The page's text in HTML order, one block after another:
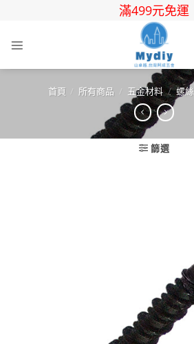
滿499元免運
首頁 / 所有商品 / 五金材料 / 螺絲
篩選